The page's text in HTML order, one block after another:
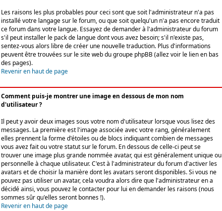
Les raisons les plus probables pour ceci sont que soit l'administrateur n'a pas
installé votre langage sur le forum, ou que soit quelqu'un n'a pas encore traduit
ce forum dans votre langue. Essayez de demander à l'administrateur du forum
s'il peut installer le pack de langue dont vous avez besoin; s'il n'existe pas,
sentez-vous alors libre de créer une nouvelle traduction. Plus d'informations
peuvent être trouvées sur le site web du groupe phpBB (allez voir le lien en bas
des pages).
Revenir en haut de page
Comment puis-je montrer une image en dessous de mon nom
d'utilisateur ?
Il peut y avoir deux images sous votre nom d'utilisateur lorsque vous lisez des
messages. La première est l'image associée avec votre rang, généralement
elles prennent la forme d'étoiles ou de blocs indiquant combien de messages
vous avez fait ou votre statut sur le forum. En dessous de celle-ci peut se
trouver une image plus grande nommée avatar, qui est généralement unique ou
personnelle à chaque utilisateur. C'est à l'administrateur du forum d'activer les
avatars et de choisir la manière dont les avatars seront disponibles. Si vous ne
pouvez pas utiliser un avatar, cela voudra alors dire que l'administrateur en a
décidé ainsi, vous pouvez le contacter pour lui en demander les raisons (nous
sommes sûr qu'elles seront bonnes !).
Revenir en haut de page